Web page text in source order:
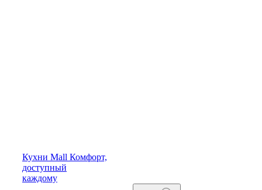
Кухни Mall Комфорт,
доступный
каждому